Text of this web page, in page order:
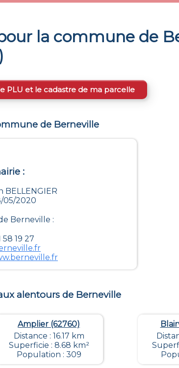
la commune de
PLU et le cadastre de ma parcelle
de Berneville
:
BELLENGIER
05/2020
Berneville :
19 27
alentours de Berneville
Amplier (62760)
Distance : 16.17 km
Superficie : 8.68 km²
Population : 309